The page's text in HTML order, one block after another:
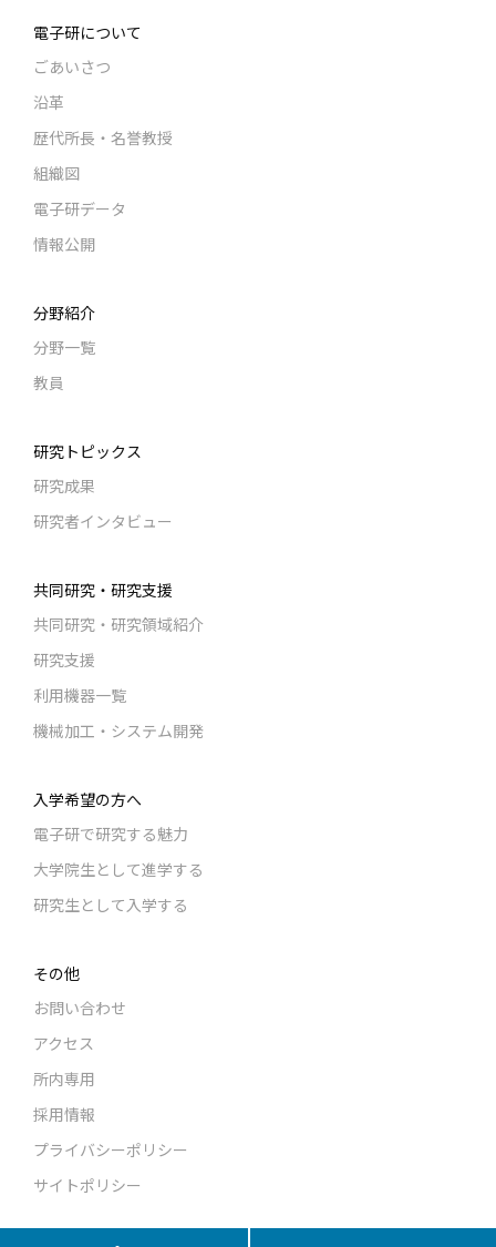
電子研について
ごあいさつ
沿革
歴代所長・名誉教授
組織図
電子研データ
情報公開
分野紹介
分野一覧
教員
研究トピックス
研究成果
研究者インタビュー
共同研究・研究支援
共同研究・研究領域紹介
研究支援
利用機器一覧
機械加工・システム開発
入学希望の方へ
電子研で研究する魅力
大学院生として進学する
研究生として入学する
その他
お問い合わせ
アクセス
所内専用
採用情報
プライバシーポリシー
サイトポリシー